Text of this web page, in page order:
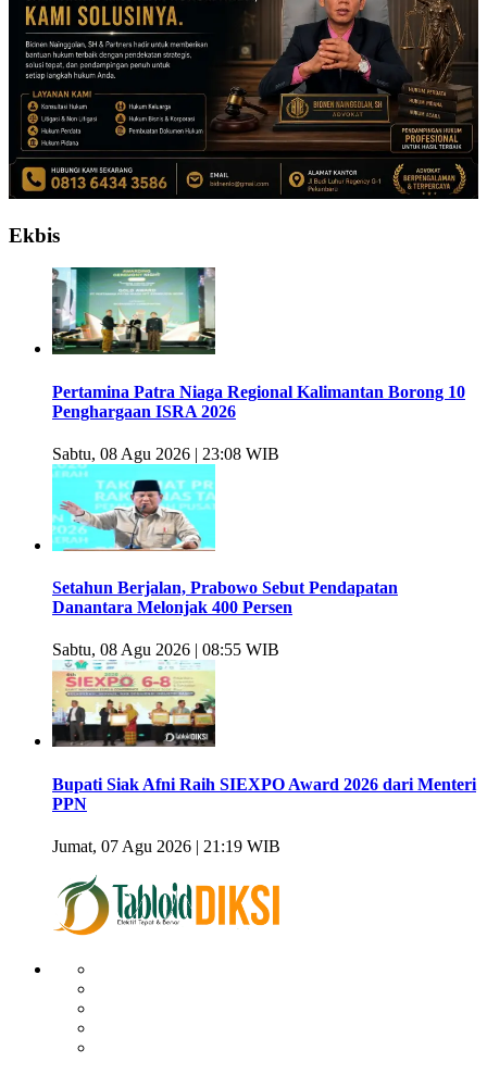
Ekbis
Pertamina Patra Niaga Regional Kalimantan Borong 10
Penghargaan ISRA 2026
Sabtu, 08 Agu 2026 | 23:08 WIB
Setahun Berjalan, Prabowo Sebut Pendapatan
Danantara Melonjak 400 Persen
Sabtu, 08 Agu 2026 | 08:55 WIB
Bupati Siak Afni Raih SIEXPO Award 2026 dari Menteri
PPN
Jumat, 07 Agu 2026 | 21:19 WIB